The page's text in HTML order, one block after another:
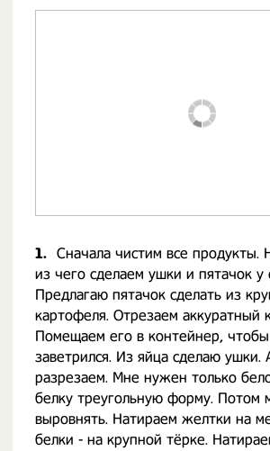
1. Сначала чистим все
из чего сделаем ушки и пятачок у
Предлагаю пятачок сделать из
картофеля. Отрезаем аккуратный
Помещаем его в контейнер,
заветрился. Из яйца сделаю ушки.
разрезаем. Мне нужен только
белку треугольную форму. Потом
выровнять. Натираем желтки на
белки - на крупной тёрке.